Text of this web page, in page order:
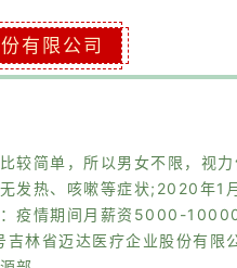
有限公司
较简单，所以男女不限，视
发热、咳嗽等症状;2020年1
疫情期间月薪资5000-
林省迈达医疗企业股份有限